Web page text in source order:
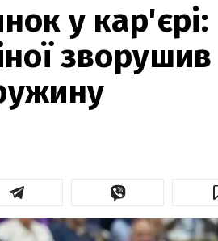
у кар'єрі:
зворушив